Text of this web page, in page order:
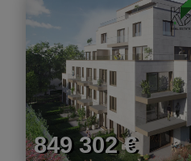
849 302 €